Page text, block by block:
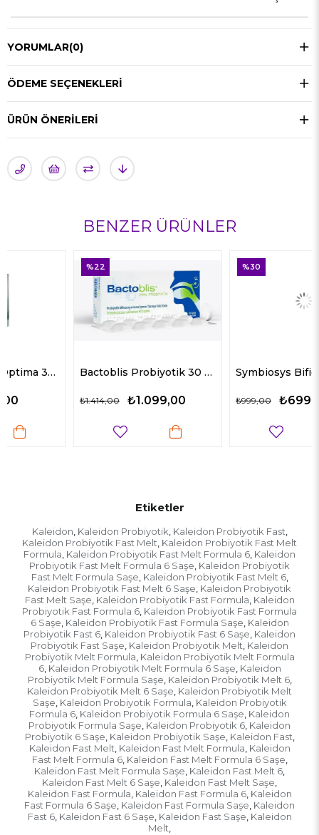
YORUMLAR(0)
ÖDEME SEÇENEKLERI
ÜRÜN ÖNERILERI
BENZER ÜRÜNLER
Bactoblis Probiyotik 30 Tablet
₺1.099,00
₺1.414,00
Symbiosys Bifidrop Probiyotik Damla 8 ml
₺699,00
₺999,00
Etiketler
Kaleidon, Kaleidon Probiyotik, Kaleidon Probiyotik Fast,
Kaleidon Probiyotik Fast Melt, Kaleidon Probiyotik Fast Melt
Formula, Kaleidon Probiyotik Fast Melt Formula 6, Kaleidon
Probiyotik Fast Melt Formula 6 Saşe, Kaleidon Probiyotik
Fast Melt Formula Saşe, Kaleidon Probiyotik Fast Melt 6,
Kaleidon Probiyotik Fast Melt 6 Saşe, Kaleidon Probiyotik
Fast Melt Saşe, Kaleidon Probiyotik Fast Formula, Kaleidon
Probiyotik Fast Formula 6, Kaleidon Probiyotik Fast Formula
6 Saşe, Kaleidon Probiyotik Fast Formula Saşe, Kaleidon
Probiyotik Fast 6, Kaleidon Probiyotik Fast 6 Saşe, Kaleidon
Probiyotik Fast Saşe, Kaleidon Probiyotik Melt, Kaleidon
Probiyotik Melt Formula, Kaleidon Probiyotik Melt Formula
6, Kaleidon Probiyotik Melt Formula 6 Saşe, Kaleidon
Probiyotik Melt Formula Saşe, Kaleidon Probiyotik Melt 6,
Kaleidon Probiyotik Melt 6 Saşe, Kaleidon Probiyotik Melt
Saşe, Kaleidon Probiyotik Formula, Kaleidon Probiyotik
Formula 6, Kaleidon Probiyotik Formula 6 Saşe, Kaleidon
Probiyotik Formula Saşe, Kaleidon Probiyotik 6, Kaleidon
Probiyotik 6 Saşe, Kaleidon Probiyotik Saşe, Kaleidon Fast,
Kaleidon Fast Melt, Kaleidon Fast Melt Formula, Kaleidon
Fast Melt Formula 6, Kaleidon Fast Melt Formula 6 Saşe,
Kaleidon Fast Melt Formula Saşe, Kaleidon Fast Melt 6,
Kaleidon Fast Melt 6 Saşe, Kaleidon Fast Melt Saşe,
Kaleidon Fast Formula, Kaleidon Fast Formula 6, Kaleidon
Fast Formula 6 Saşe, Kaleidon Fast Formula Saşe, Kaleidon
Fast 6, Kaleidon Fast 6 Saşe, Kaleidon Fast Saşe, Kaleidon
Melt,